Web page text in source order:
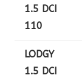
1.5 DCI
110
LODGY
1.5 DCI